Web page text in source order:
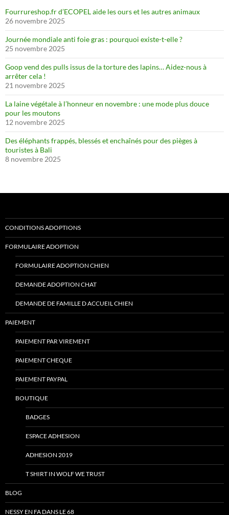
Fourrureshop.fr d’ECOPEL aide les ours et les autres animaux
26 novembre 2025
Journée mondiale anti foie gras : pourquoi existe-t-elle ?
25 novembre 2025
Goop vend des pulls issus de la torture des lapins… Aidez-nous à
arrêter cela !
21 novembre 2025
La laine végétale à l’honneur en novembre : une mode plus douce
pour les moutons
12 novembre 2025
Des éléphants frappés, blessés et enchaînés pour des pièges à
touristes à Bali
8 novembre 2025
CONDITIONS ADOPTIONS
FORMULAIRE ADOPTION
FORMULAIRE ADOPTION CHIEN
DEMANDE ADOPTION CHAT
DEMANDE DE FAMILLE D ACCUEIL CHIEN
PAIEMENT
PAIEMENT PAR VIREMENT
PAIEMENT CHEQUE
PAIEMENT PAYPAL
BOUTIQUE
BADGES
ESPACE ADHESION
ADHESION 2019
T SHIRT IN WOLF WE TRUST
BLOG
NESSY EN FA DANS LE 68